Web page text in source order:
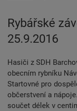
Rybářské
25.9.2016
Hasiči z SDH
obecním rybníku
Startovné pro
občerstvení a
součet délek v